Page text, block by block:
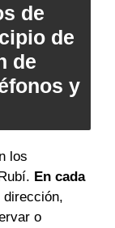
de
de
de
y
los
En cada
dirección,
o